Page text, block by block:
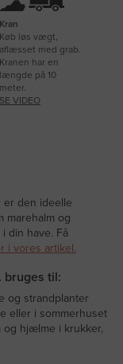
Kran
Køb løs vægt,
aflæsset med grab.
Kranen har en
længde på 10
meter.
SE VIDEO
er den ideelle
marehalm og
din have. Få
i vores artikel.
bruges til:
og strandplanter
eller i sommerhuset
og hjælme i krukker,